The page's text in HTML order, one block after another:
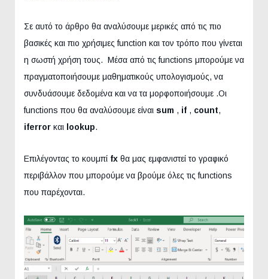
Σε αυτό το άρθρο θα αναλύσουμε μερικές από τις πιο
βασικές και πιο χρήσιμες function και τον τρόπο που γίνεται
η σωστή χρήση τους. Μέσα από τις functions μπορούμε να
πραγματοποιήσουμε μαθηματικούς υπολογισμούς, να
συνδυάσουμε δεδομένα και να τα μορφοποιήσουμε .Οι
functions που θα αναλύσουμε είναι sum , if , count,
iferror και lookup.
Επιλέγοντας το κουμπί fx θα μας εμφανιστεί το γραφικό
περιβάλλον που μπορούμε να βρούμε όλες τις functions
που παρέχονται.